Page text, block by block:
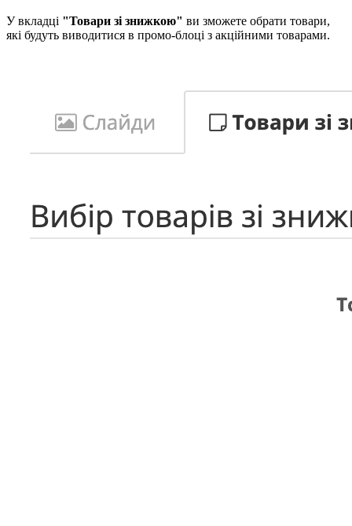
У вкладці "Товари зі знижкою" ви зможете обрати товари,
які будуть виводитися в промо-блоці з акційними товарами.